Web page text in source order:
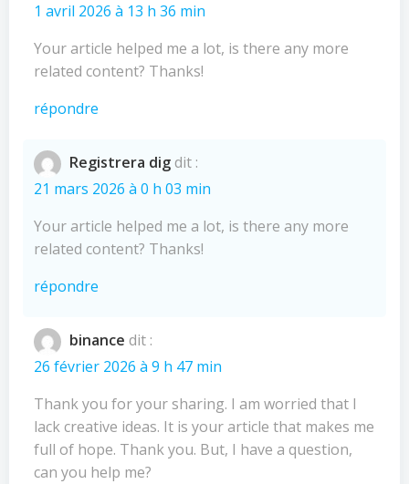
1 avril 2026 à 13 h 36 min
Your article helped me a lot, is there any more
related content? Thanks!
répondre
Registrera digdit :
21 mars 2026 à 0 h 03 min
Your article helped me a lot, is there any more
related content? Thanks!
répondre
binance dit :
26 février 2026 à 9 h 47 min
Thank you for your sharing. I am worried that I
lack creative ideas. It is your article that makes me
full of hope. Thank you. But, I have a question,
can you help me?